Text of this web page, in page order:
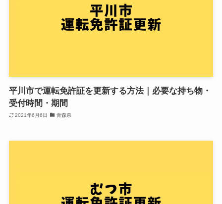
平川市で運転免許証を更新する方法｜必要な持ち物・
受付時間・期間
2021年6月6日 青森県